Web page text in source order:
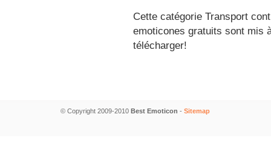
Cette catégorie Transport
emoticones gratuits sont mis
télécharger!
© Copyright 2009-2010 Best Emoticon - Sitemap